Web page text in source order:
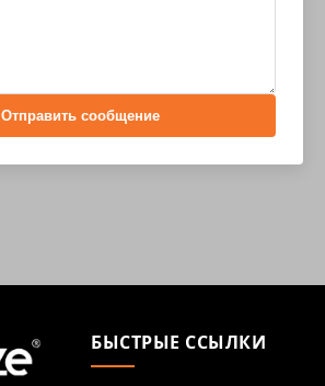
Отправить сообщение
БЫСТРЫЕ ССЫЛКИ